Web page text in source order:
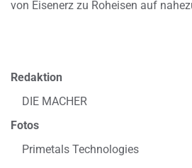
von Eisenerz zu Roheisen auf
Redaktion
DIE MACHER
Fotos
Primetals Technologies